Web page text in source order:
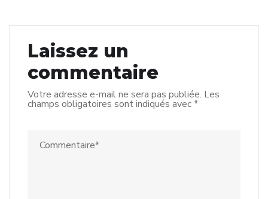
Laissez un
commentaire
Votre adresse e-mail ne sera pas publiée. Les
champs obligatoires sont indiqués avec*